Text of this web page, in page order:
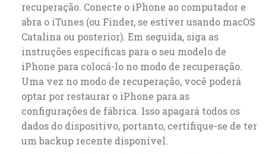
recuperação. Conecte o iPhone ao computador e
abra o iTunes (ou Finder, se estiver usando macOS
Catalina ou posterior). Em seguida, siga as
instruções específicas para o seu modelo de
iPhone para colocá-lo no modo de recuperação.
Uma vez no modo de recuperação, você poderá
optar por restaurar o iPhone para as
configurações de fábrica. Isso apagará todos os
dados do dispositivo, portanto, certifique-se de ter
um backup recente disponível.